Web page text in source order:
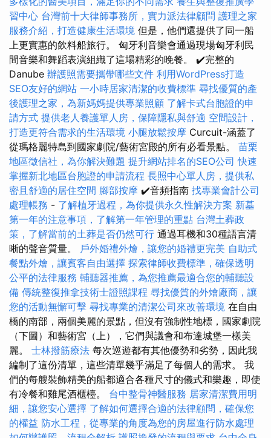
習中心 台灣前十大律師事務所，實力派法律顧問 護理之家
服務介紹，打造健康生活環境 但是，他們還提供了同一船
上更實惠的飲料船旅行。 匈牙利音樂會通過現場匈牙利民
間音樂和舞蹈表演組織了這場精彩的晚餐。 ✔️完整的
Danube 辦護照需要攜帶哪些文件 利用WordPress打造
SEO友好的網站 一小時居家清潔的收費標準 尋找優質的產
後護理之家，為新媽媽提供專業照顧 了解卡式台胞證的申
請方式 提供老人養護單人房，保障隱私與舒適 空間設計，
打造更符合需求的生活環境 小腿放鬆按摩 Curcuit-涵蓋了
從瑪格麗特島到國家劇院/藝術宮殿的所有必看景點。 苗栗
地區徵信社，為你解決難題 提升網站排名的SEO公司 快速
掌握新北地區台胞證的申請流程 長照中心單人房，提供私
密且舒適的居住空間 腳部按摩 ✔️音頻指南 找專業會計公司
處理帳務 - 了解植牙過程，為你提供永久性解決方案 新墓
第一年的注意事項，了解第一年管理的重點 台灣土葬政
策，了解當前的土葬是否仍然可行 通過耳機和30種語言清
晰的聲音質量。 戶外婚禮外燴，讓您的婚禮更完美 自助式
餐點外燴，讓賓客自由選擇 探索律師收費標準，確保透明
公平的法律服務 輔聽器推薦，為您推薦最適合您的輔聽設
備 傳統整復推拿技術士證照課程 尋找優質的外燴廠商，讓
您的活動無懈可擊 尋找專業的清潔公司來改善環境 在自由
橋的南部，兩個美麗的景點，但沒有強制性地標，國家劇院
（下圖）和藝術宮（上），它們與議會和布達城堡一樣美
麗。 士林撥筋療法 每次巡遊都有其他優勢和劣勢，因此我
編制了這份清單，這些清單幾乎滿足了每個人的需求。 我
們的每艘裝飾精美的船都適合各種尺寸的儀式和樂趣，即使
有冷餐和雞尾酒櫃檯。 台中整骨神醫服務 居家清潔費用明
細，讓您安心選擇 了解如何選擇合適的法律顧問，確保您
的權益 防水工程，從專業的角度為您的房屋進行防水處理